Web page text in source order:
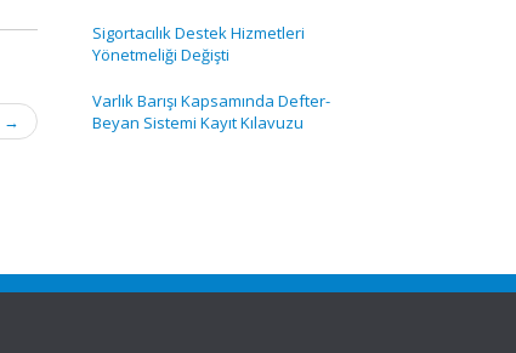
→
Sigortacılık Destek Hizmetleri
Yönetmeliği Değişti
Varlık Barışı Kapsamında Defter-
Beyan Sistemi Kayıt Kılavuzu